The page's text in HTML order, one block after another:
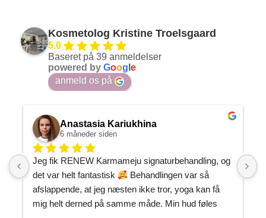
Kosmetolog Kristine Troelsgaard
5.0
Baseret på 39 anmeldelser
powered by Goog e
anmeld os på
Anastasia Kariukhina
6 måneder siden
Jeg fik RENEW Karmameju signaturbehandling, og
det var helt fantastisk
Behandlingen var så
afslappende, at jeg næsten ikke tror, yoga kan få
mig helt derned på samme måde. Min hud føles